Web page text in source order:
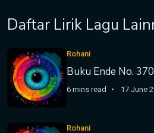
Daftar Lirik Lagu
Rohani
Buku Ende No.
6 mins read 17 June
Rohani